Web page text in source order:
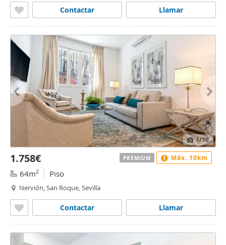
Llamar
Contactar
1/10
1.758€
64m2 Piso
Nervión, San Roque, Sevilla
Llamar
Contactar
PREMIUM Máx. 10km